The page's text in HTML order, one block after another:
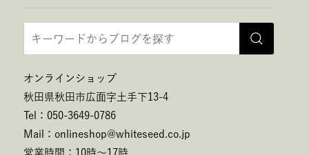
オンラインショップ
秋田県秋田市広面字土手下13-4
Tel：050-3649-0786
Mail：onlineshop@whiteseed.co.jp
営業時間：10時～17時